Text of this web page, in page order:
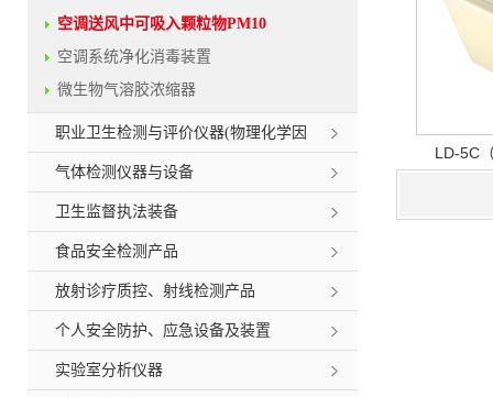
空调送风中可吸入颗粒物PM10
空调系统净化消毒装置
微生物气溶胶浓缩器
职业卫生检测与评价仪器(物理化学因
素)
气体检测仪器与设备
卫生监督执法装备
食品安全检测产品
放射诊疗质控、射线检测产品
个人安全防护、应急设备及装置
实验室分析仪器
LD-5C